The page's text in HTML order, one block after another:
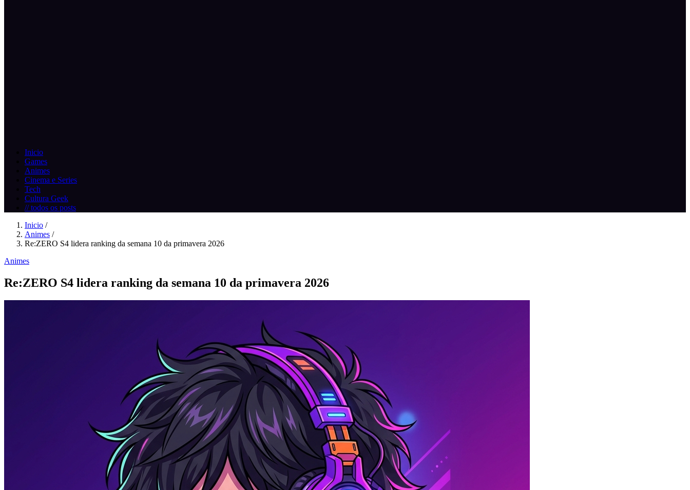
Inicio
Games
Animes
Cinema e Series
Tech
Cultura Geek
// todos os posts
Inicio /
Animes /
Re:ZERO S4 lidera ranking da semana 10 da primavera 2026
Animes
Re:ZERO S4 lidera ranking da semana 10 da primavera 2026